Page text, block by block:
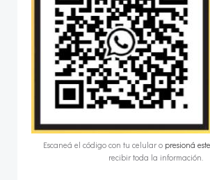
Escaneá el código con tu celular o presioná
recibir toda la información.